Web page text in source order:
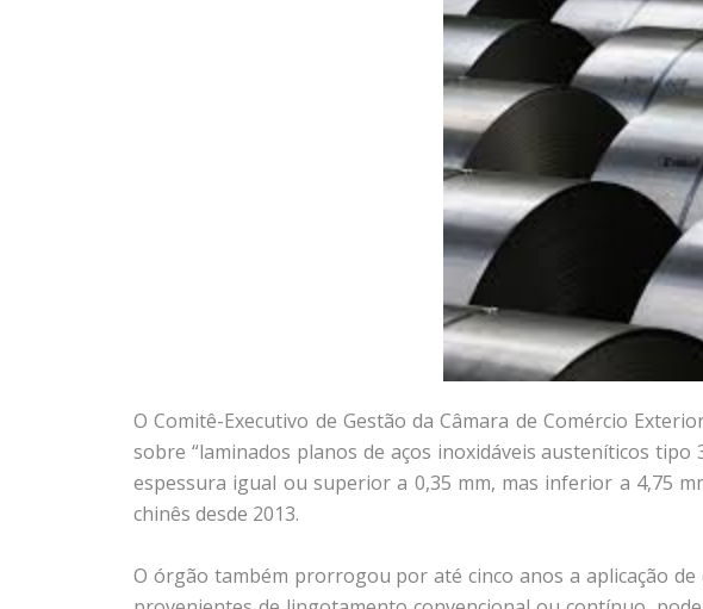
O Comitê-Executivo de Gestão da Câmara de Comércio
sobre “laminados planos de aços inoxidáveis austeníticos
espessura igual ou superior a 0,35 mm, mas inferior a 4,75
chinês desde 2013.
O órgão também prorrogou por até cinco anos a aplicação